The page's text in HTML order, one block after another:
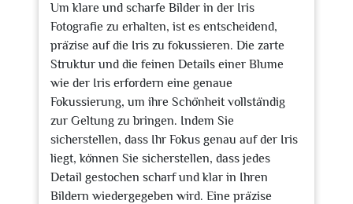
Um klare und scharfe Bilder in der Iris
Fotografie zu erhalten, ist es entscheidend,
präzise auf die Iris zu fokussieren. Die zarte
Struktur und die feinen Details einer Blume
wie der Iris erfordern eine genaue
Fokussierung, um ihre Schönheit vollständig
zur Geltung zu bringen. Indem Sie
sicherstellen, dass Ihr Fokus genau auf der Iris
liegt, können Sie sicherstellen, dass jedes
Detail gestochen scharf und klar in Ihren
Bildern wiedergegeben wird. Eine präzise